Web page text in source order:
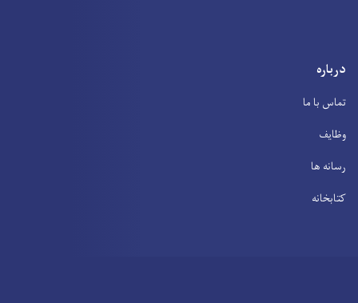
درباره
تماس با ما
وظایف
رسانه ها
کتابخانه